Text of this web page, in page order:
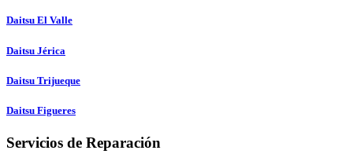
Daitsu El Valle
Daitsu Jérica
Daitsu Trijueque
Daitsu Figueres
Servicios de Reparación